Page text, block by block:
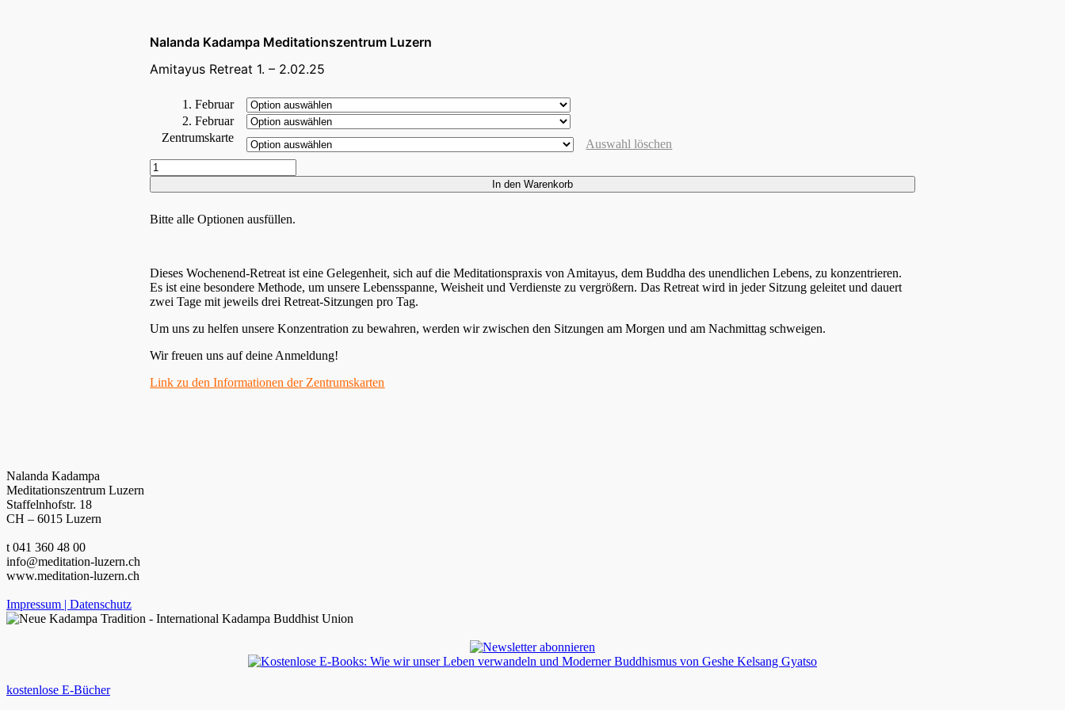
Nalanda Kadampa Meditationszentrum Luzern
Amitayus Retreat 1. – 2.02.25
1. Februar
2. Februar
Zentrumskarte
Auswahl löschen
Amitayus
Retreat
1.
2.02.25
In den Warenkorb
Bitte alle Optionen ausfüllen.
Dieses Wochenend-Retreat ist eine Gelegenheit, sich auf die Meditationspraxis von Amitayus, dem Buddha des unendlichen Lebens, zu konzentrieren.
Es ist eine besondere Methode, um unsere Lebensspanne, Weisheit und Verdienste zu vergrößern. Das Retreat wird in jeder Sitzung geleitet und dauert
zwei Tage mit jeweils drei Retreat-Sitzungen pro Tag.
Um uns zu helfen unsere Konzentration zu bewahren, werden wir zwischen den Sitzungen am Morgen und am Nachmittag schweigen.
Wir freuen uns auf deine Anmeldung!
Link zu den Informationen der Zentrumskarten
Nalanda Kadampa
Meditationszentrum Luzern
Staffelnhofstr. 18
CH – 6015 Luzern
t 041 360 48 00
info@meditation-luzern.ch
www.meditation-luzern.ch
Impressum | Datenschutz
kostenlose E-Bücher